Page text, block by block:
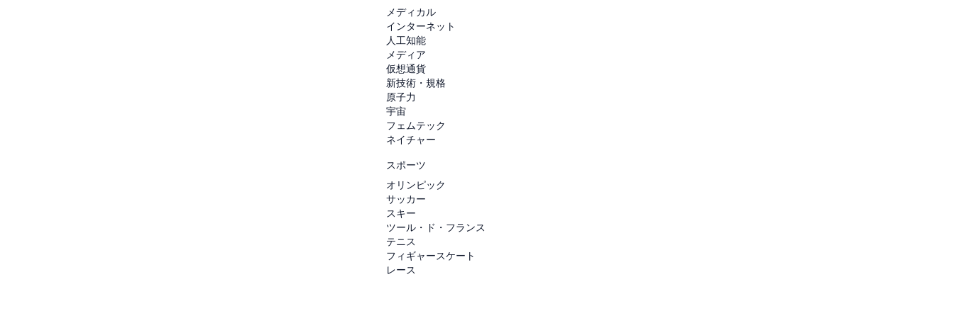
メディカル
インターネット
人工知能
メディア
仮想通貨
新技術・規格
原子力
宇宙
フェムテック
ネイチャー
スポーツ
オリンピック
サッカー
スキー
ツール・ド・フランス
テニス
フィギャースケート
レース